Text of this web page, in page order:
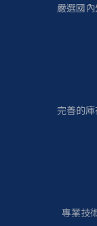
嚴選國
完善的
專業技